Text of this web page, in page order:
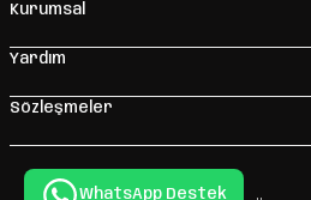
Kurumsal
Yardım
Sözleşmeler
WhatsApp Destek